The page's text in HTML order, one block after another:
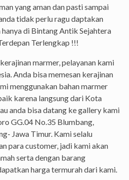
yang aman dan pasti sampai
tidak perlu ragu daptakan
di Bintang Antik Sejahtera
Terlengkap !!!
marmer, pelayanan kami
Anda bisa memesan kerajinan
menggunakan bahan marmer
karena langsung dari Kota
anda bisa datang ke gallery kami
GG.04 No.35 Blumbang,
Jawa Timur. Kami selalu
para customer, jadi kami akan
serta dengan barang
harga termurah dari kami.